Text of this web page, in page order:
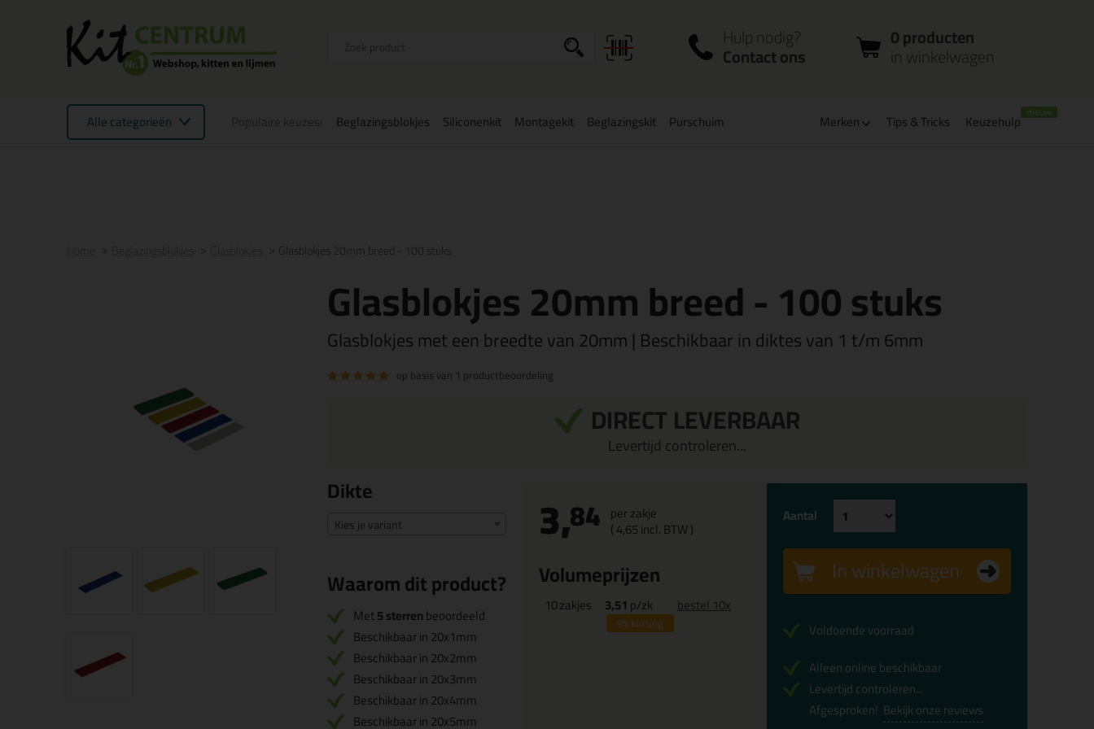
in winkelwagen
account
Hulp nodig?
Contact ons
0 producten
in winkelwagen
Alle categorieën Beglazingsblokjes Siliconenkit Montagekit Beglazingskit Purschuim Merken Tips & Tricks Keuzehulp
Glasblokjes 20mm breed - 100 stuks
Glasblokjes 20mm breed - 100 stuks
Glasblokjes met een breedte van 20mm | Beschikbaar in diktes van 1 t/m 6mm
op basis van 1 productbeoordeling
DIRECT LEVERBAAR
Levertijd controleren...
Dikte
Kies je variant
Waarom dit product?
Met5 sterrenbeoordeeld
Beschikbaar in 20x1mm
Beschikbaar in 20x2mm
Beschikbaar in 20x3mm
Beschikbaar in 20x4mm
Beschikbaar in 20x5mm
3,84 per zakje
(4,65incl. BTW )
Volumeprijzen
10zakjes 3,51 p/zk
9%korting
bestel 10x
Aantal
In winkelwagen
Voldoende voorraad
Alleen online beschikbaar
Levertijd controleren...
Afgesproken! Bekijk onze reviews